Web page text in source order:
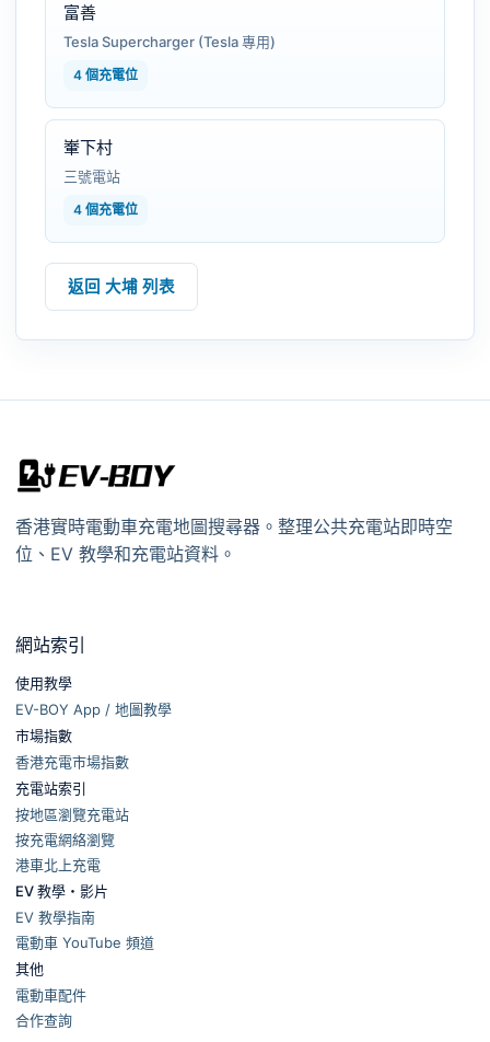
富善
Tesla Supercharger (Tesla 專用)
4 個充電位
輋下村
三號電站
4 個充電位
返回 大埔 列表
香港實時電動車充電地圖搜尋器。整理公共充電站即時空
位、EV 教學和充電站資料。
網站索引
使用教學
EV-BOY App / 地圖教學
市場指數
香港充電市場指數
充電站索引
按地區瀏覽充電站
按充電網絡瀏覽
港車北上充電
EV 教學・影片
EV 教學指南
電動車 YouTube 頻道
其他
電動車配件
合作查詢